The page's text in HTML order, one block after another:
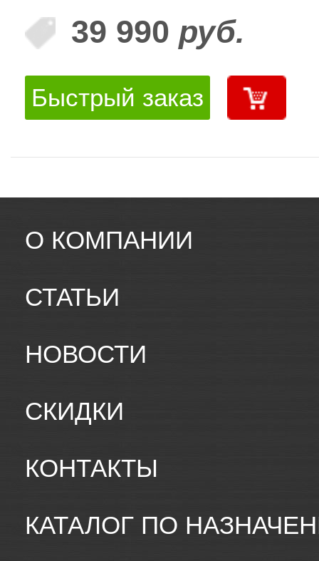
39 990 руб.
Быстрый заказ
О КОМПАНИИ
СТАТЬИ
НОВОСТИ
СКИДКИ
КОНТАКТЫ
КАТАЛОГ ПО